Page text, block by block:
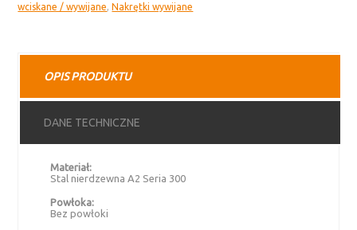
SMHBKS
300
wciskane / wywijane,Nakrętki wywijane
OPIS PRODUKTU
DANE TECHNICZNE
Materiał:
Stal nierdzewna A2 Seria 300
Powłoka:
Bez powłoki